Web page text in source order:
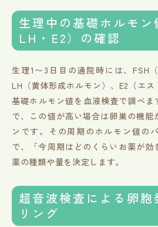
生理中の基礎ホルモン
LH・E2）の確認
生理1〜3日目の通院時には、FSH
LH（黄体形成ホルモン）、E2（エ
基礎ホルモン値を血液検査で調べま
で、この値が高い場合は卵巣の機能
ンです。その周期のホルモン値の
で、「今周期はどのくらいお薬が効
薬の種類や量を決定します。
超音波検査による卵胞
リング